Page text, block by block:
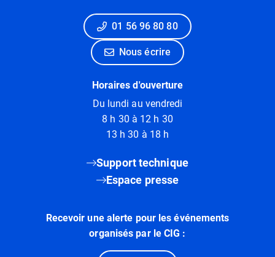
01 56 96 80 80
Nous écrire
Horaires d'ouverture
Du lundi au vendredi
8 h 30 à 12 h 30
13 h 30 à 18 h
Support technique
Espace presse
Recevoir une alerte pour les événements
organisés par le CIG :